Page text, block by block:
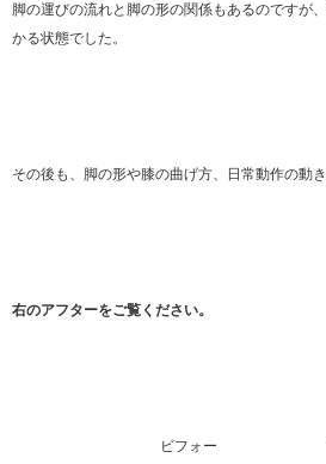
脚の運びの流れと脚の形の関係もあるのですが
かる状態でした。
その後も、脚の形や膝の曲げ方、日常動作の動き
右のアフターをご覧ください。
ビフォー ア